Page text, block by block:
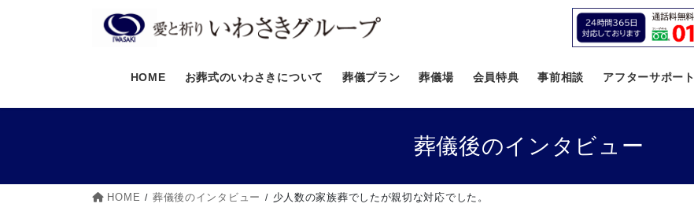
へ
プ
ョ
動
HOME お葬式のいわさきについて 葬儀プラン 葬儀場 会員特典 事前相談 アフターサポート
葬儀後のインタビュー
HOME 葬儀後のインタビュー 少人数の家族葬でしたが親切な対応でした。